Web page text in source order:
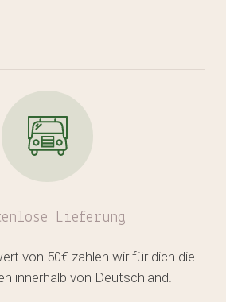
Lieferung
von 50€ zahlen wir für dich die
innerhalb von Deutschland.